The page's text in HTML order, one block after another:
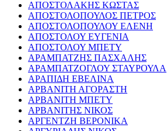
ΑΠΟΣΤΟΛΑΚΗΣ ΚΩΣΤΑΣ
ΑΠΟΣΤΟΛΟΠΟΥΛΟΣ ΠΕΤΡΟΣ
ΑΠΟΣΤΟΛΟΠΟΥΛΟΥ ΕΛΕΝΗ
ΑΠΟΣΤΟΛΟΥ ΕΥΓΕΝΙΑ
ΑΠΟΣΤΟΛΟΥ ΜΠΕΤΥ
ΑΡΑΜΠΑΤΖΗΣ ΠΑΣΧΑΛΗΣ
ΑΡΑΜΠΑΤΖΟΓΛΟΥ ΣΤΑΥΡΟΥΛΑ
ΑΡΑΠΙΔΗ ΕΒΕΛΙΝΑ
ΑΡΒΑΝΙΤΗ ΑΓΟΡΑΣΤΗ
ΑΡΒΑΝΙΤΗ ΜΠΕΤΥ
ΑΡΒΑΝΙΤΗΣ ΝΙΚΟΣ
ΑΡΓΕΝΤΖΗ ΒΕΡΟΝΙΚΑ